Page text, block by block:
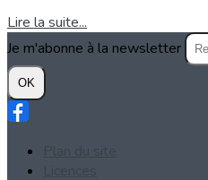
Lire la suite...
Je m'abonne à la newsletter
OK